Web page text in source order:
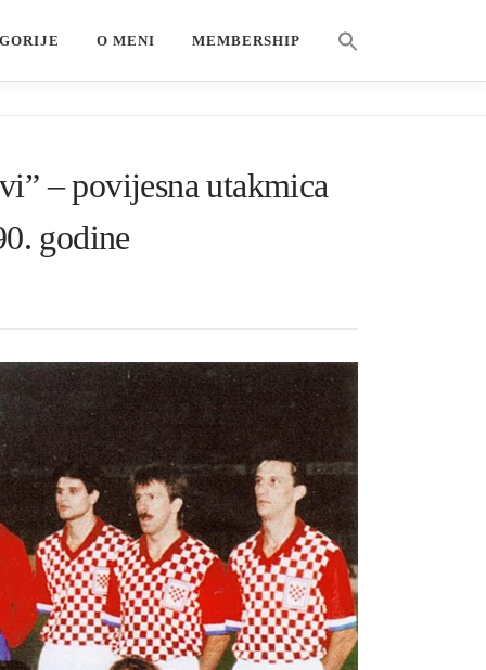
O MENI MEMBERSHIP
– povijesna utakmica
godine